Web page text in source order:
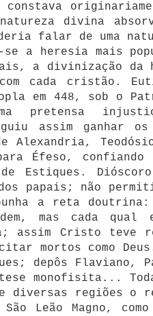
constava
divina
falar de uma
a heresia mais
a divinização da
cada cristão.
em 448, sob o
pretensa
assim
Alexandria,
Éfeso,
Estiques.
papais; não
a reta
mas cada
assim Cristo teve
mortos como
depôs Flaviano,
monofisita...
diversas regiões o
São Leão Magno,